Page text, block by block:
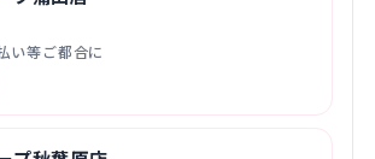
い等ご都合に